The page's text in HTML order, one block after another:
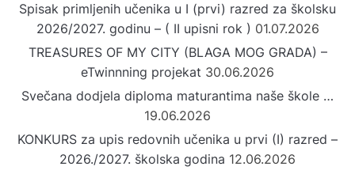
Spisak primljenih učenika u I (prvi) razred za školsku
2026/2027. godinu – ( II upisni rok ) 01.07.2026
TREASURES OF MY CITY (BLAGA MOG GRADA) –
eTwinnning projekat 30.06.2026
Svečana dodjela diploma maturantima naše škole …
19.06.2026
KONKURS za upis redovnih učenika u prvi (I) razred –
2026./2027. školska godina 12.06.2026